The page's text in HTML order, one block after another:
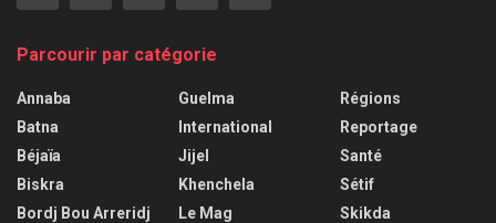
Parcourir par catégorie
Annaba
Batna
Béjaïa
Biskra
Bordj Bou Arreridj
Guelma
International
Jijel
Khenchela
Le Mag
Régions
Reportage
Santé
Sétif
Skikda